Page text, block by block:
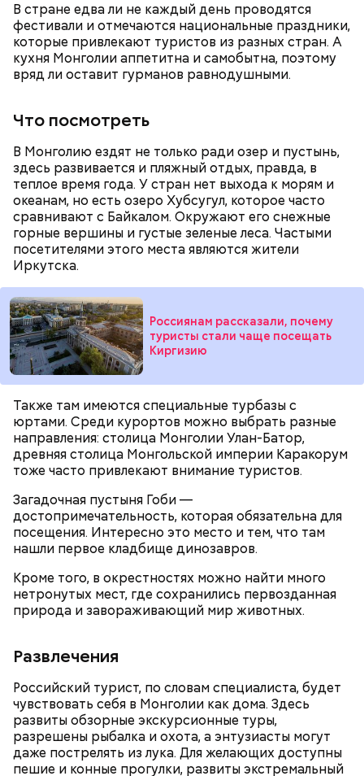
В стране едва ли не каждый день проводятся
фестивали и отмечаются национальные праздники,
которые привлекают туристов из разных стран. А
кухня Монголии аппетитна и самобытна, поэтому
вряд ли оставит гурманов равнодушными.
Что посмотреть
В Монголию ездят не только ради озер и пустынь,
здесь развивается и пляжный отдых, правда, в
теплое время года. У стран нет выхода к морям и
океанам, но есть озеро Хубсугул, которое часто
сравнивают с Байкалом. Окружают его снежные
горные вершины и густые зеленые леса. Частыми
посетителями этого места являются жители
Иркутска.
Россиянам рассказали, почему
туристы стали чаще посещать
Киргизию
Также там имеются специальные турбазы с
юртами. Среди курортов можно выбрать разные
направления: столица Монголии Улан-Батор,
древняя столица Монгольской империи Каракорум
тоже часто привлекают внимание туристов.
Загадочная пустыня Гоби —
достопримечательность, которая обязательна для
посещения. Интересно это место и тем, что там
нашли первое кладбище динозавров.
Кроме того, в окрестностях можно найти много
нетронутых мест, где сохранились первозданная
природа и завораживающий мир животных.
Развлечения
Российский турист, по словам специалиста, будет
чувствовать себя в Монголии как дома. Здесь
развиты обзорные экскурсионные туры,
разрешены рыбалка и охота, а энтузиасты могут
даже пострелять из лука. Для желающих доступны
пешие и конные прогулки, развиты экстремальный
Терапевт Кондрахин назвал
продукты и напитки, которые
Ранние плоды, по словам врача, лучше не есть:
беременным, кормящим женщинам;
людям с ослабленной иммунной системой;
пожилым;
детям.
предостерегла Соломатина.
Чистит сосуды и защищает от